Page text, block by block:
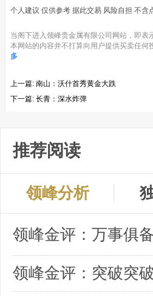
个人建议 仅供参考 据此交易 风险自担 不含
当阁下进入领峰贵金属有限公司网站，即表
本网站的内容并不打算向用户提供买卖任何
多
上一篇: 南山：沃什首秀黄金大跌
下一篇: 长青：深水炸弹
推荐阅读
领峰分析
领峰金评：突破突